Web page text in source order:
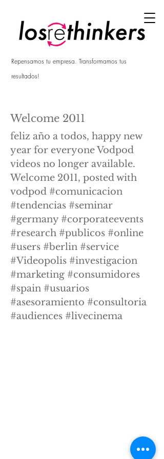
Repensamos tu empresa. Transformamos tus
resultados!
Welcome 2011
feliz año a todos, happy new
year for everyone Vodpod
videos no longer available.
Welcome 2011, posted with
vodpod #comunicacion
#tendencias #seminar
#germany #corporateevents
#research #publicos #online
#users #berlin #service
#Videopolis #investigacion
#marketing #consumidores
#spain #usuarios
#asesoramiento #consultoria
#audiences #livecinema